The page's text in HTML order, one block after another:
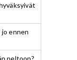
jo ennen
peltoon?